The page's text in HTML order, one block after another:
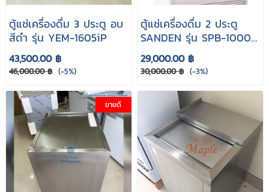
ตู้แช่เครื่องดื่ม 3 ประตู อบ
สีดำ รุ่น YEM-1605iP
43,500.00 ฿
46,000.00 ฿ (-5%)
ตู้แช่เครื่องดื่ม 2 ประตู
SANDEN รุ่น SPB-1000
(สีขาว/สีดำ)
29,000.00 ฿
30,000.00 ฿ (-3%)
ขายดี